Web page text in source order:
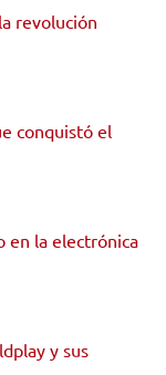
revolución
conquistó el
en la electrónica
y sus